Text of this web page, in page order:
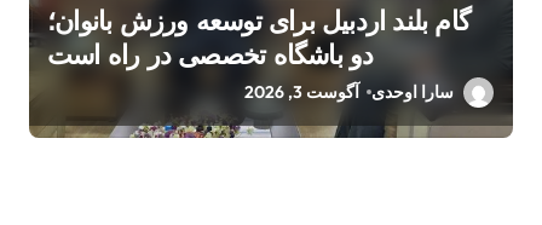
گام بلند اردبیل برای توسعه ورزش بانوان؛
دو باشگاه تخصصی در راه است
سارا اوحدی آگوست 3, 2026